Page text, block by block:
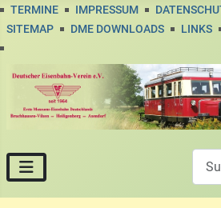
TERMINE IMPRESSUM
SITEMAP
DME DOWNLOADS LINKS